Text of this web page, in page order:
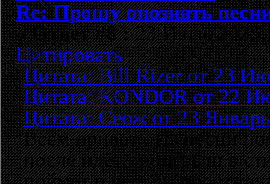
Re: Прошу опознать
«Ответ #8 :23 Июль 2025,
Цитировать
Цитата: Bill Rizer от 23
Цитата: KONDOR от 22
Цитата: Сеож от 23
Всем привет . Из песни
после идёт проигрыш в